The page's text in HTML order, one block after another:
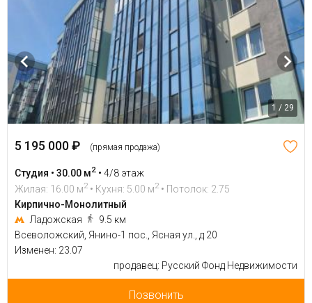
1 / 29
5 195 000 ₽ (прямая продажа)
Студия • 30.00 м2 • 4/8 этаж
Жилая: 16.00 м2 • Кухня: 5.00 м2 • Потолок: 2.75
Кирпично-Монолитный
Ладожская
9.5 км
Всеволожский, Янино-1 пос., Ясная ул., д 20
Изменен: 23.07
продавец: Русский Фонд Недвижимости
Позвонить